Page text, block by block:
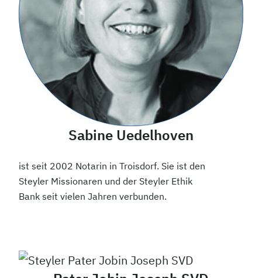
Sabine Uedelhoven
ist seit 2002 Notarin in Troisdorf. Sie ist den
Steyler Missionaren und der Steyler Ethik
Bank seit vielen Jahren verbunden.